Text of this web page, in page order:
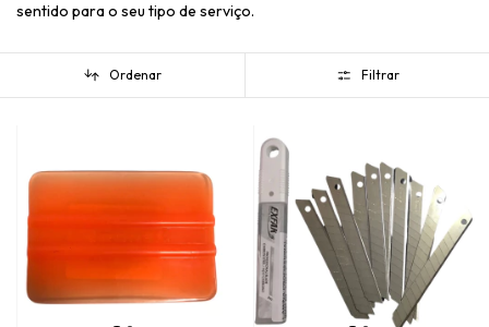
sentido para o seu tipo de serviço.
Ordenar Filtrar